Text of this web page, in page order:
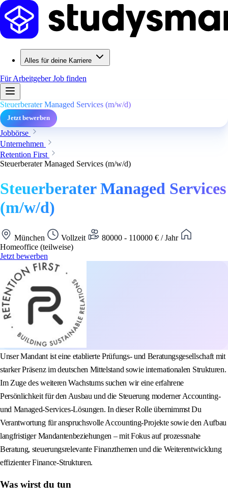
Alles für deine Karriere
Für ArbeitgeberJob finden
Steuerberater Managed Services (m/w/d)
Jetzt bewerben
Jobbörse
Unternehmen
Retention First
Steuerberater Managed Services (m/w/d)
Steuerberater Managed Services
(m/w/d)
München Vollzeit
80000 - 110000 € / Jahr
Homeoffice (teilweise)
Jetzt bewerben
Unser Mandant ist eine etablierte Prüfungs- und Beratungsgesellschaft mit
starker Präsenz im deutschen Mittelstand sowie internationalen Strukturen.
Im Zuge des weiteren Wachstums suchen wir eine erfahrene
Persönlichkeit für den Ausbau und die Steuerung moderner Accounting-
und Managed-Services-Lösungen. In dieser Rolle übernimmst Du
Verantwortung für anspruchsvolle Accounting-Projekte sowie den Aufbau
langfristiger Mandantenbeziehungen – mit Fokus auf prozessnahe
Beratung, steuerungsrelevante Finanzthemen und die Weiterentwicklung
effizienter Finance-Strukturen.
Was wirst du tun